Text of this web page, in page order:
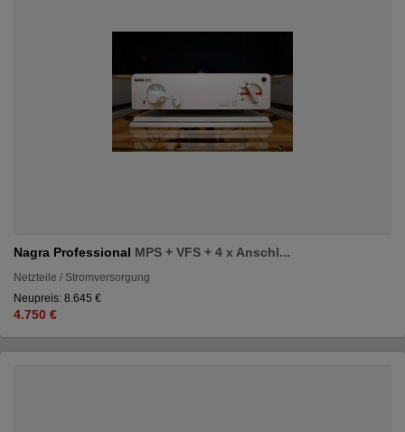
Nagra Professional MPS + VFS + 4 x Anschl...
Netzteile / Stromversorgung
Neupreis: 8.645 €
4.750 €